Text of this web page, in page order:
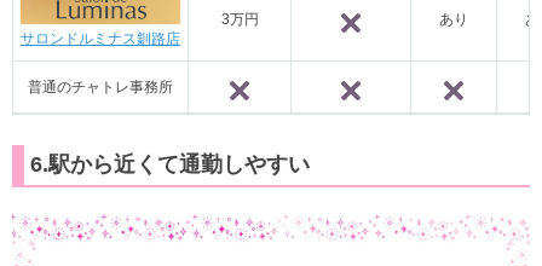
サロンドルミナス釧路店
3万円 あり
普通のチャトレ事務所
6.駅から近くて通勤しやすい